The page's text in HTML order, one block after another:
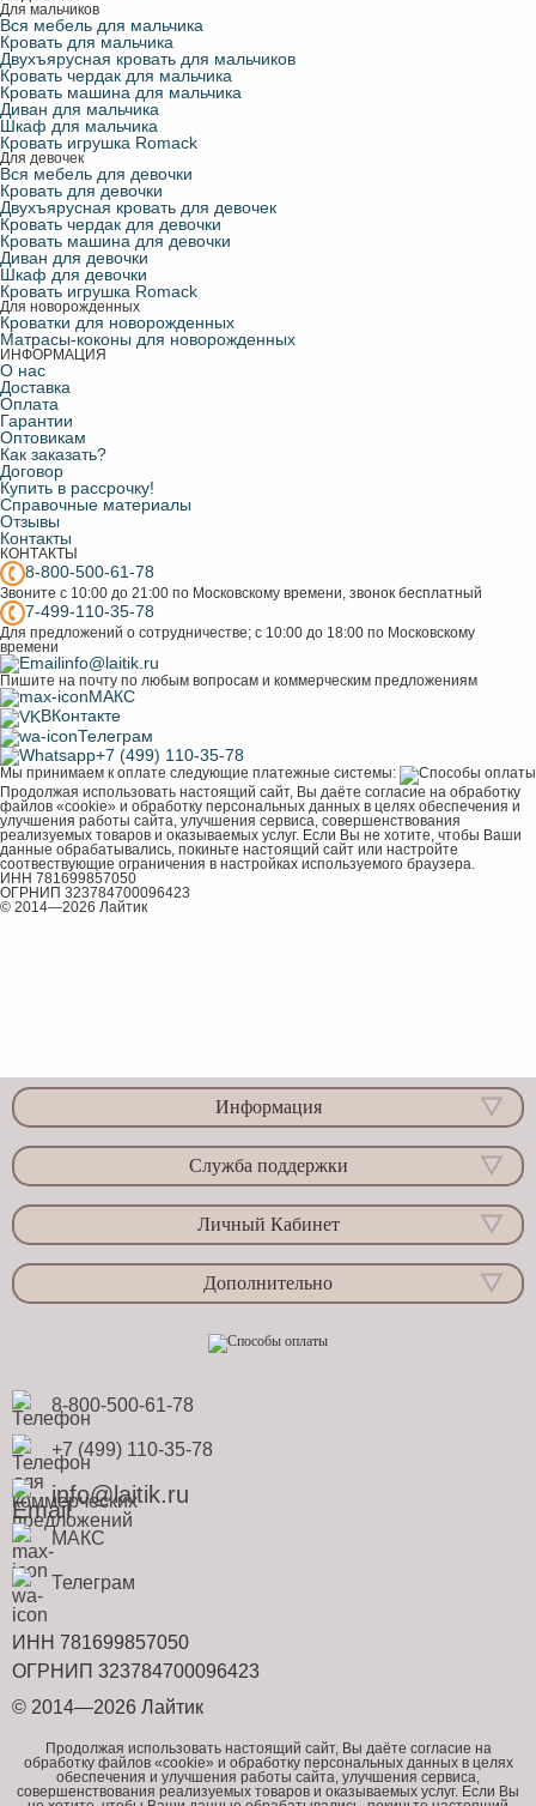
Для мальчиков
Вся мебель для мальчика
Кровать для мальчика
Двухъярусная кровать для мальчиков
Кровать чердак для мальчика
Кровать машина для мальчика
Диван для мальчика
Шкаф для мальчика
Кровать игрушка Romack
Для девочек
Вся мебель для девочки
Кровать для девочки
Двухъярусная кровать для девочек
Кровать чердак для девочки
Кровать машина для девочки
Диван для девочки
Шкаф для девочки
Кровать игрушка Romack
Для новорожденных
Кроватки для новорожденных
Матрасы-коконы для новорожденных
ИНФОРМАЦИЯ
О нас
Доставка
Оплата
Гарантии
Оптовикам
Как заказать?
Договор
Купить в рассрочку!
Справочные материалы
Отзывы
Контакты
КОНТАКТЫ
8-800-500-61-78
Звоните с 10:00 до 21:00 по Московскому времени, звонок бесплатный
7-499-110-35-78
Для предложений о сотрудничестве; с 10:00 до 18:00 по Московскому
времени
info@laitik.ru
Пишите на почту по любым вопросам и коммерческим предложениям
МАКС
ВКонтакте
Телеграм
+7 (499) 110-35-78
Мы принимаем к оплате следующие платежные системы:
Продолжая использовать настоящий сайт, Вы даёте согласие на обработку
файлов «cookie» и обработку персональных данных в целях обеспечения и
улучшения работы сайта, улучшения сервиса, совершенствования
реализуемых товаров и оказываемых услуг. Если Вы не хотите, чтобы Ваши
данные обрабатывались, покиньте настоящий сайт или настройте
соотвествующие ограничения в настройках используемого браузера.
ИНН 781699857050
ОГРНИП 323784700096423
© 2014—2026 Лайтик
Информация
Служба поддержки
Личный Кабинет
Дополнительно
8-800-500-61-78
+7 (499) 110-35-78
info@laitik.ru
МАКС
Телеграм
ИНН 781699857050
ОГРНИП 323784700096423
© 2014—2026 Лайтик
Продолжая использовать настоящий сайт, Вы даёте согласие на
обработку файлов «cookie» и обработку персональных данных в целях
обеспечения и улучшения работы сайта, улучшения сервиса,
совершенствования реализуемых товаров и оказываемых услуг. Если Вы